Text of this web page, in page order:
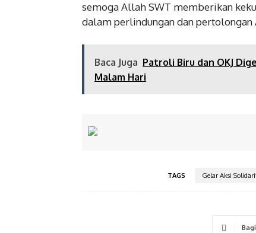
semoga Allah SWT memberikan
dalam perlindungan dan pertolongan
Baca Juga Patroli Biru dan OKJ
Malam Hari
TAGS Gelar Aksi